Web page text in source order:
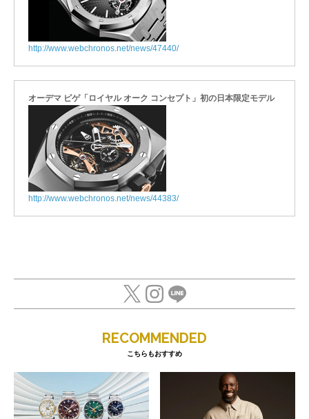
http://www.webchronos.net/news/47440/
オーデマ ピゲ「ロイヤル オーク コンセプト」初の日本限定モデル
http://www.webchronos.net/news/44383/
RECOMMENDED
こちらもおすすめ